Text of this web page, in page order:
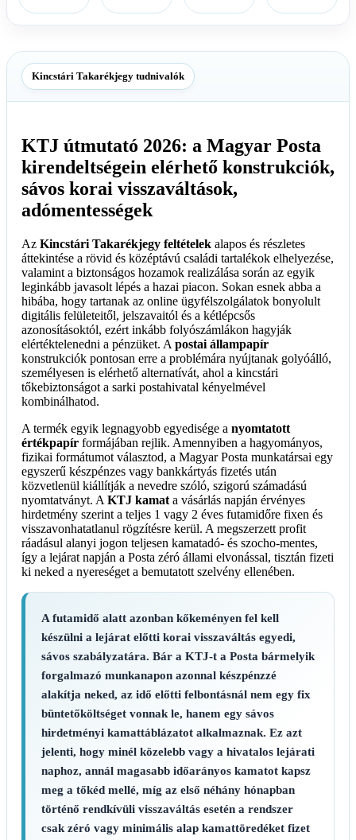
Kincstári Takarékjegy tudnivalók
KTJ útmutató 2026: a Magyar Posta
kirendeltségein elérhető konstrukciók,
sávos korai visszaváltások,
adómentességek
Az Kincstári Takarékjegy feltételek alapos és részletes
áttekintése a rövid és középtávú családi tartalékok elhelyezése,
valamint a biztonságos hozamok realizálása során az egyik
leginkább javasolt lépés a hazai piacon. Sokan esnek abba a
hibába, hogy tartanak az online ügyfélszolgálatok bonyolult
digitális felületeitől, jelszavaitól és a kétlépcsős
azonosításoktól, ezért inkább folyószámlákon hagyják
elértéktelenedni a pénzüket. A postai állampapír
konstrukciók pontosan erre a problémára nyújtanak golyóálló,
személyesen is elérhető alternatívát, ahol a kincstári
tőkebiztonságot a sarki postahivatal kényelmével
kombinálhatod.
A termék egyik legnagyobb egyedisége a nyomtatott
értékpapír formájában rejlik. Amennyiben a hagyományos,
fizikai formátumot választod, a Magyar Posta munkatársai egy
egyszerű készpénzes vagy bankkártyás fizetés után
közvetlenül kiállítják a nevedre szóló, szigorú számadású
nyomtatványt. A KTJ kamat a vásárlás napján érvényes
hirdetmény szerint a teljes 1 vagy 2 éves futamidőre fixen és
visszavonhatatlanul rögzítésre kerül. A megszerzett profit
ráadásul alanyi jogon teljesen kamatadó- és szocho-mentes,
így a lejárat napján a Posta zéró állami elvonással, tisztán fizeti
ki neked a nyereséget a bemutatott szelvény ellenében.
A futamidő alatt azonban kőkeményen fel kell
készülni a lejárat előtti korai visszaváltás egyedi,
sávos szabályzatára. Bár a KTJ-t a Posta bármelyik
forgalmazó munkanapon azonnal készpénzzé
alakítja neked, az idő előtti felbontásnál nem egy fix
büntetőköltséget vonnak le, hanem egy sávos
hirdetményi kamattáblázatot alkalmaznak. Ez azt
jelenti, hogy minél közelebb vagy a hivatalos lejárati
naphoz, annál magasabb időarányos kamatot kapsz
meg a tőkéd mellé, míg az első néhány hónapban
történő rendkívüli visszaváltás esetén a rendszer
csak zéró vagy minimális alap kamattöredéket fizet